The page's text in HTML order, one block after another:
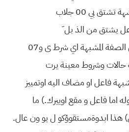
بي 00 جلاب
يشتق من الذ بل
المشبهة اي شرط ى و07
حالات وشروط معينة يرت
اما فاعل و مقع اوييرك.) ما
هذا ابدوةمستقوؤكو ل يو ون عال.